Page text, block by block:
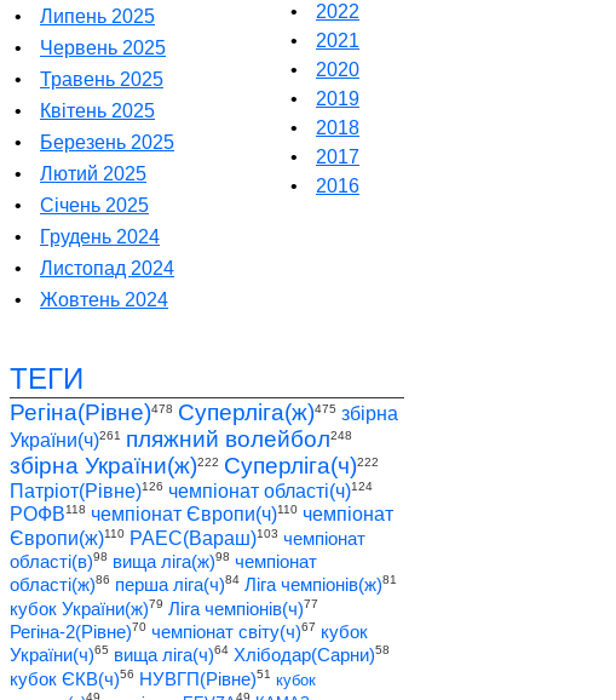
•
Липень 2025
•
Червень 2025
•
Травень 2025
•
Квітень 2025
•
Березень 2025
•
Лютий 2025
•
Січень 2025
•
Грудень 2024
•
Листопад 2024
•
Жовтень 2024
•
2022
•
2021
•
2020
•
2019
•
2018
•
2017
•
2016
ТЕГИ
Регіна(Рівне)478 Суперліга(ж)475 збірна
України(ч)261 пляжний волейбол248
збірна України(ж)222 Суперліга(ч)222
Патріот(Рівне)126 чемпіонат області(ч)124
РОФВ118 чемпіонат Європи(ч)110 чемпіонат
Європи(ж)110 РАЕС(Вараш)103 чемпіонат
області(в)98 вища ліга(ж)98 чемпіонат
області(ж)86 перша ліга(ч)84 Ліга чемпіонів(ж)81
кубок України(ж)79 Ліга чемпіонів(ч)77
Регіна-2(Рівне)70 чемпіонат світу(ч)67 кубок
України(ч)65 вища ліга(ч)64 Хлібодар(Сарни)58
кубок ЄКВ(ч)56 НУВГП(Рівне)51 кубок
49 49